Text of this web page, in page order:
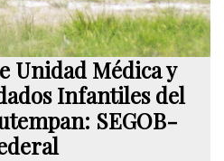
Unidad Médica y
Infantiles del
SEGOB-